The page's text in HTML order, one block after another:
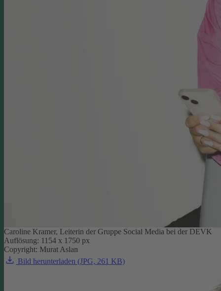
Caroline Kramer, Leiterin der Gruppe Social Media bei der DEVK
Auflösung: 1154 x 1750 px
Copyright: Murat Aslan
Bild herunterladen (JPG, 261 KB)